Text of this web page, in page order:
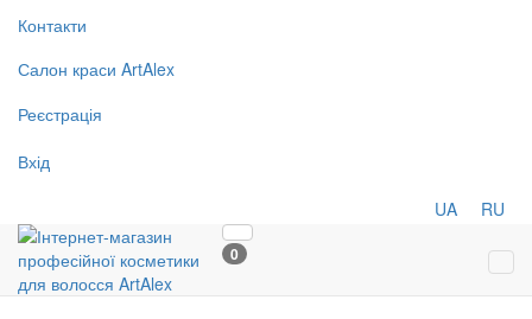
Контакти
Салон краси ArtAlex
Реєстрація
Вхід
UA RU
0